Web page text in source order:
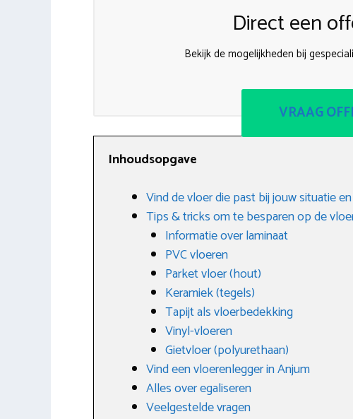
Direct een
Bekijk de mogelijkheden bij
VRAAG
Inhoudsopgave
Vind de vloer die past bij jouw situatie
Tips & tricks om te besparen op de
Informatie over laminaat
PVC vloeren
Parket vloer (hout)
Keramiek (tegels)
Tapijt als vloerbedekking
Vinyl-vloeren
Gietvloer (polyurethaan)
Vind een vloerenlegger in Anjum
Alles over egaliseren
Veelgestelde vragen